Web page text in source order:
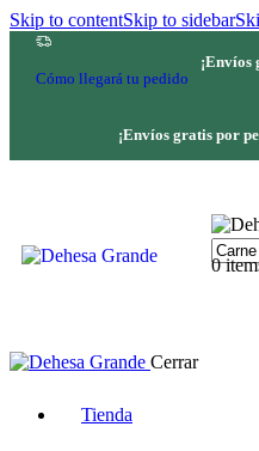
Skip to contentSkip to sidebar
Cómo llegará tu pedido
¡Envíos
¡Envíos gratis por
0
Cerrar
Tienda